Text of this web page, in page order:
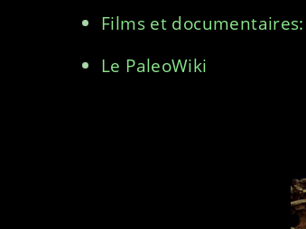
Films et
Le PaleoWiki